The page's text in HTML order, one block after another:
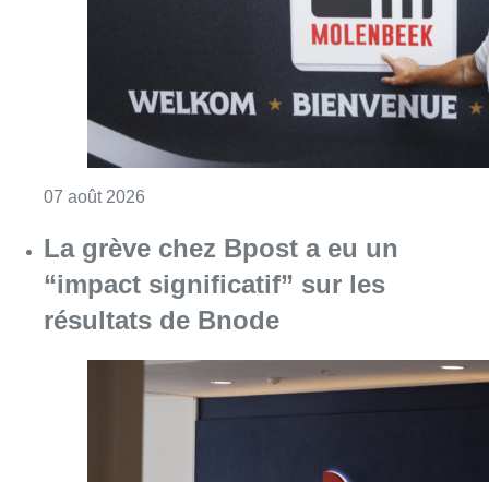
07 août 2026
La grève chez Bpost a eu un
“impact significatif” sur les
résultats de Bnode